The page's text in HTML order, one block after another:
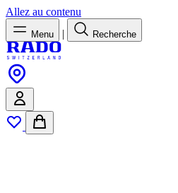
Allez au contenu
Menu | Recherche